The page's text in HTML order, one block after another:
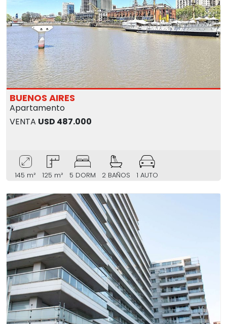
BUENOS AIRES
Apartamento
VENTA USD 487.000
145 m² 125 m² 5 DORM 2 BAÑOS 1 AUTO